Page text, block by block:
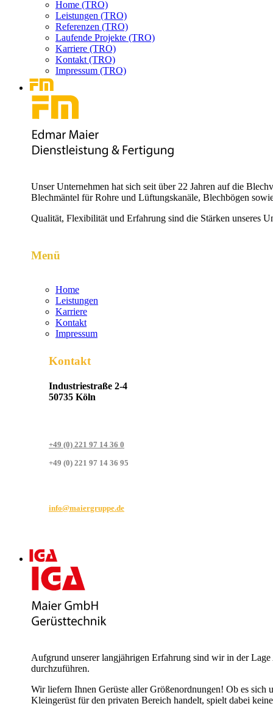
Home (TRO)
Leistungen (TRO)
Referenzen (TRO)
Laufende Projekte (TRO)
Karriere (TRO)
Kontakt (TRO)
Impressum (TRO)
Unser Unternehmen hat sich seit über 22 Jahren auf die
Blechmäntel für Rohre und Lüftungskanäle, Blechbögen
Qualität, Flexibilität und Erfahrung sind die Stärken unseres
Menü
Home
Leistungen
Karriere
Kontakt
Impressum
Kontakt
Industriestraße 2-4
50735 Köln
+49 (0) 221 97 14 36 0
+49 (0) 221 97 14 36 95
info@maiergruppe.de
Aufgrund unserer langjährigen Erfahrung sind wir in der
durchzuführen.
Wir liefern Ihnen Gerüste aller Größenordnungen! Ob es sich
Kleingerüst für den privaten Bereich handelt, spielt dabei